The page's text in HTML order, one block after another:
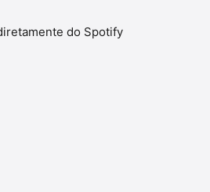
do Spotify